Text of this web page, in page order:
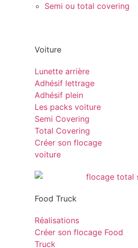
Semi ou total covering
Voiture
Lunette arrière
Adhésif lettrage
Adhésif plein
Les packs voiture
Semi Covering
Total Covering
Créer son flocage
voiture
Food Truck
Réalisations
Créer son flocage Food
Truck